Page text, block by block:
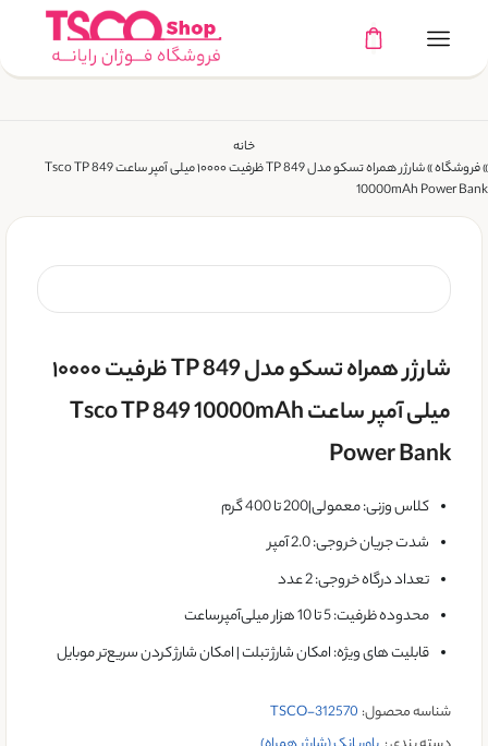
خانه
»فروشگاه»
شارژر همراه تسکو مدل TP 849 ظرفیت ۱۰۰۰۰ میلی آمپر ساعت Tsco TP 849
10000mAh Power Bank
شارژر همراه تسکو مدل TP 849 ظرفیت ۱۰۰۰۰
میلی آمپر ساعت Tsco TP 849 10000mAh
Power Bank
کلاس وزنی: معمولی|200 تا 400 گرم
شدت جریان خروجی: 2.0 آمپر
تعداد درگاه خروجی: 2 عدد
محدوده ظرفیت: 5 تا 10 هزار میلی‌آمپر‌ساعت
قابلیت های ویژه: امکان شارژ تبلت | امکان شارژ کردن سریع‌تر موبایل
شناسه محصول: TSCO-312570